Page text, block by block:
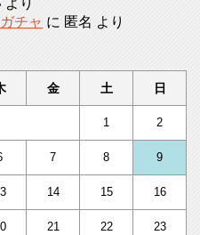
より
チャ に 匿名 より
金 土 日
1 2
7 8 9
14 15 16
21 22 23